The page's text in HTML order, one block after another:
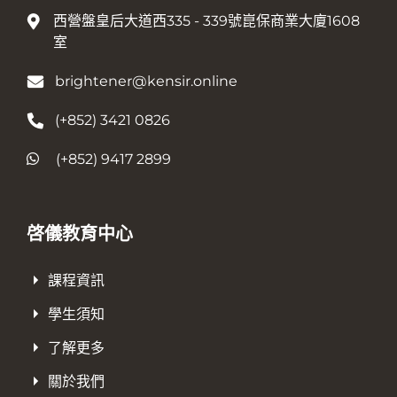
西營盤皇后大道西335 - 339號崑保商業大廈1608
室
brightener@kensir.online
(+852) 3421 0826
(+852) 9417 2899
啓儀教育中心
課程資訊
學生須知
了解更多
關於我們